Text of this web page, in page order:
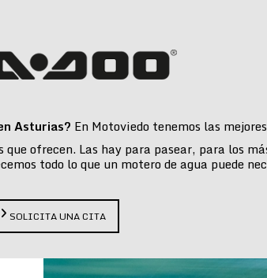
Asturias? En Motoviedo tenemos las
ofrecen. Las hay para pasear, para los
todo lo que un motero de agua puede
SOLICITA UNA CITA